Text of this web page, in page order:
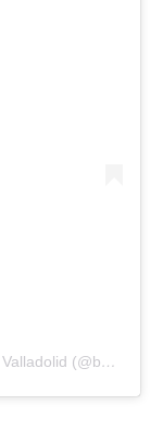
Una publicación compartida por Betis CF Valladolid (@betiscfvalladolid)